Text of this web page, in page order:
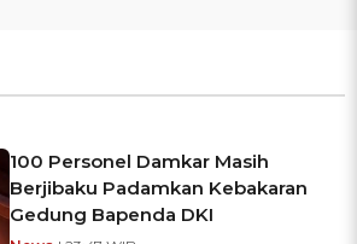
100 Personel Damkar Masih
Berjibaku Padamkan Kebakaran
Gedung Bapenda DKI